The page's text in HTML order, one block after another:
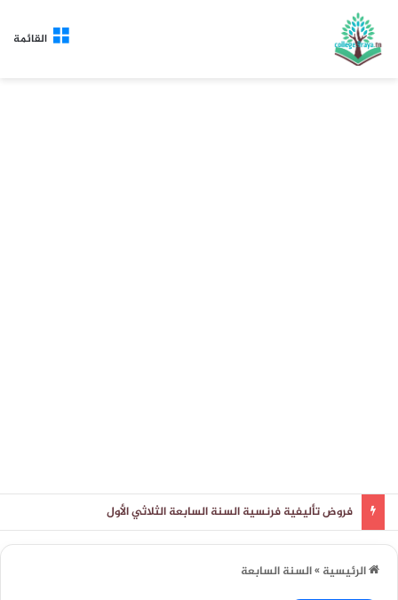
القائمة
فروض تأليفية فرنسية السنة السابعة الثلاثي الأول
الرئيسية»السنة السابعة